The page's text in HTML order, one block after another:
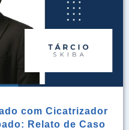
com Cicatrizador
Relato de Caso